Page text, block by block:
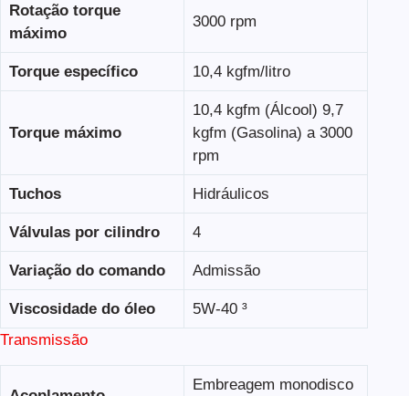
Rotação torque
máximo
3000 rpm
Torque específico 10,4 kgfm/litro
Torque máximo
10,4 kgfm (Álcool) 9,7
kgfm (Gasolina) a 3000
rpm
Tuchos Hidráulicos
Válvulas por cilindro 4
Variação do comando Admissão
Viscosidade do óleo
5W-40 ³
Transmissão
Embreagem monodisco